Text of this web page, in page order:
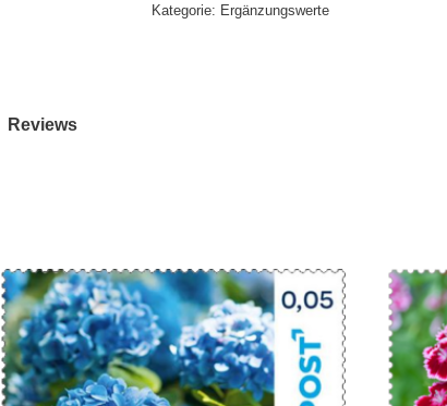
Kategorie: Ergänzungswerte
Reviews